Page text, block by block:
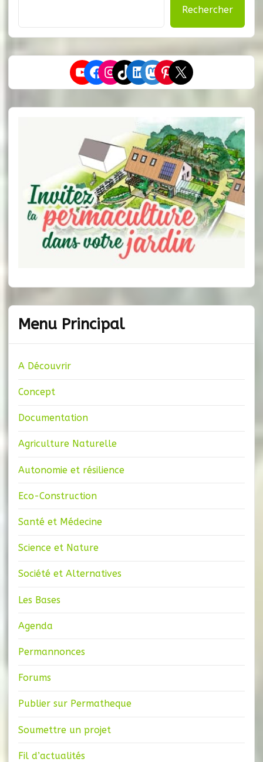
Rechercher
YouTube
Facebook
Instagram
TikTok
LinkedIn
Mastodon
Pinterest
X
Menu Principal
A Découvrir
Concept
Documentation
Agriculture Naturelle
Autonomie et résilience
Eco-Construction
Santé et Médecine
Science et Nature
Société et Alternatives
Les Bases
Agenda
Permannonces
Forums
Publier sur Permatheque
Soumettre un projet
Fil d’actualités